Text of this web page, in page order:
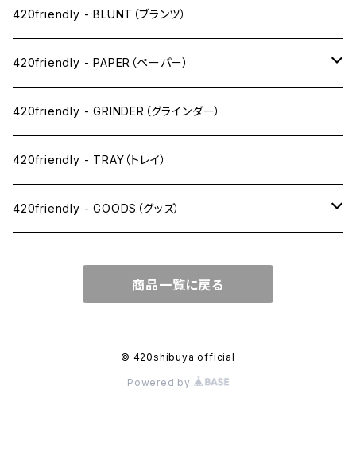
ドライ系
ワックス系
420friendly - BLUNT（ブランツ）
420friendly - PAPER（ペーパー）
SW(シングルワイド）サイズ
1 1/4サイズ
キングサイズスリム
キングサイズワイド
420friendly - GRINDER（グラインダー）
420friendly - TRAY（トレイ）
420friendly - GOODS（グッズ）
JOINT（ジョイント系）
CLEANING（掃除・保管）
商品一覧に戻る
© 420shibuya official
Powered by